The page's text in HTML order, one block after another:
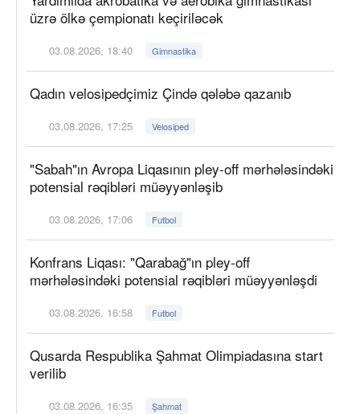
üzrə ölkə çempionatı keçiriləcək
03.08.2026, 18:40 Gimnastika
Qadın velosipedçimiz Çində qələbə qazanıb
03.08.2026, 17:25 Velosiped
"Sabah"ın Avropa Liqasının pley-off mərhələsindəki
potensial rəqibləri müəyyənləşib
03.08.2026, 17:06 Futbol
Konfrans Liqası: "Qarabağ"ın pley-off
mərhələsindəki potensial rəqibləri müəyyənləşdi
03.08.2026, 16:58 Futbol
Qusarda Respublika Şahmat Olimpiadasına start
verilib
03.08.2026, 16:35 Şahmat